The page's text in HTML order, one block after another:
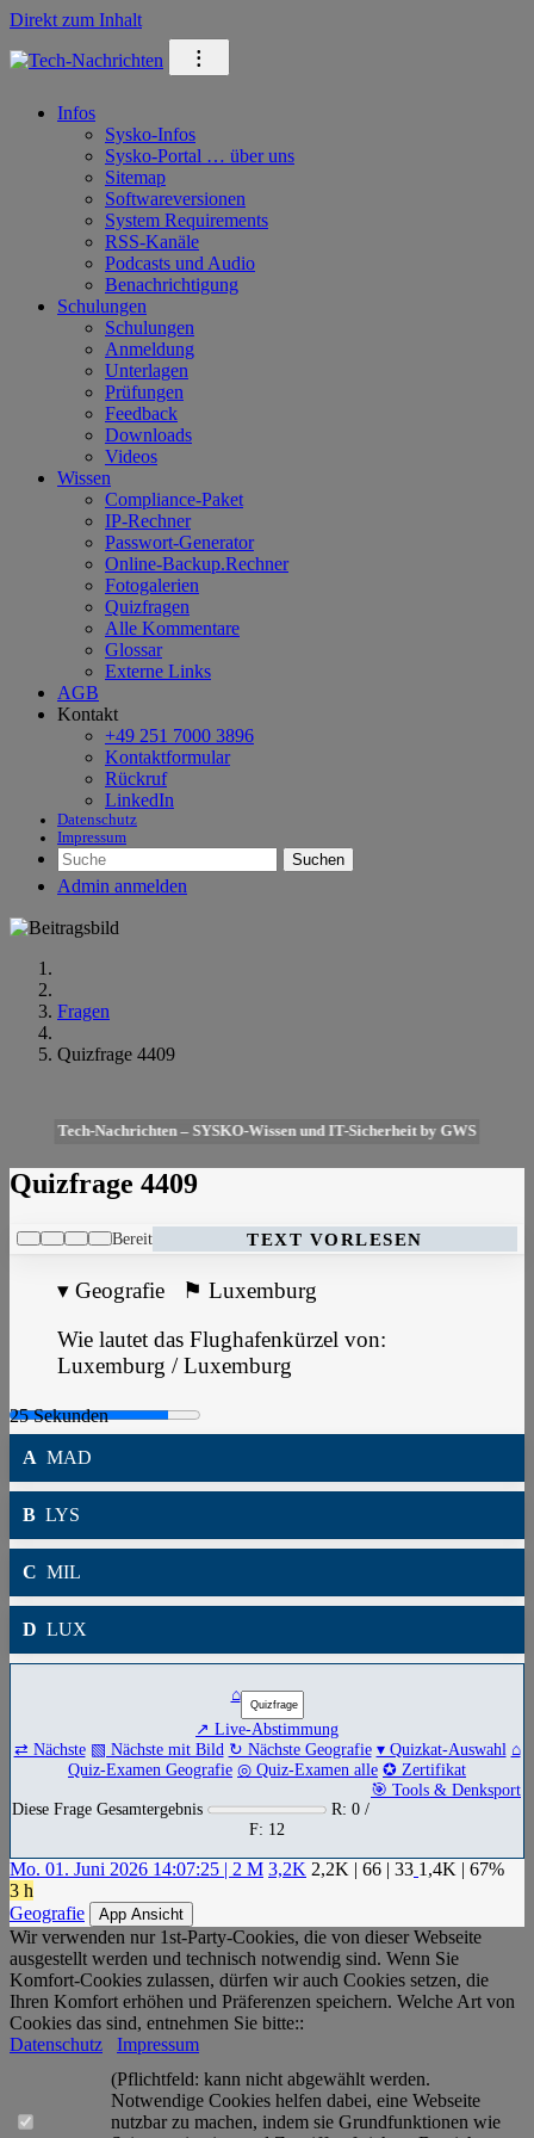
Direkt zum Inhalt
⁝
Infos
Sysko-Infos
Sysko-Portal … über uns
Sitemap
Softwareversionen
System Requirements
RSS-Kanäle
Podcasts und Audio
Benachrichtigung
Schulungen
Schulungen
Anmeldung
Unterlagen
Prüfungen
Feedback
Downloads
Videos
Wissen
Compliance-Paket
IP-Rechner
Passwort-Generator
Online-Backup.Rechner
Fotogalerien
Quizfragen
Alle Kommentare
Glossar
Externe Links
AGB
Kontakt
+49 251 7000 3896
Kontaktformular
Rückruf
LinkedIn
Datenschutz
Impressum
Suchen
Admin anmelden
Fragen
Quizfrage 4409
Tech-Nachrichten – SYSKO-Wissen und IT-Sicherheit by GWS
Quizfrage 4409
Bereit TEXT VORLESEN
▾ Geografie ⚑ Luxemburg
Wie lautet das Flughafenkürzel von:
Luxemburg / Luxemburg
A MAD
B LYS
C MIL
D LUX
⌂
↗ Live-Abstimmung
⇄ Nächste ▧ Nächste mit Bild ↻ Nächste Geografie ▾ Quizkat-Auswahl ⌂
Quiz-Examen Geografie ◎ Quiz-Examen alle ✪ Zertifikat
🎯 Tools & Denksport
Diese Frage Gesamtergebnis
R: 0 /
F: 12
Mo. 01. Juni 2026 14:07:25 | 2 M 3,2K 2,2K | 66 | 33 1,4K | 67%
3 h
Geografie
App Ansicht
Wir verwenden nur 1st-Party-Cookies, die von dieser Webseite
ausgestellt werden und technisch notwendig sind. Wenn Sie
Komfort-Cookies zulassen, dürfen wir auch Cookies setzen, die
Ihren Komfort erhöhen und Präferenzen speichern. Welche Art von
Cookies das sind, entnehmen Sie bitte::
Datenschutz
Impressum
(Pflichtfeld: kann nicht abgewählt werden.
Notwendige Cookies helfen dabei, eine Webseite
nutzbar zu machen, indem sie Grundfunktionen wie